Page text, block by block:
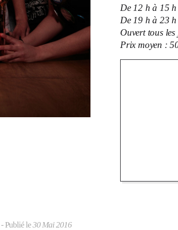
De 12 h à 15
De 19 h à 23
Ouvert tous
Prix moyen :
- Publié le30 Mai 2016